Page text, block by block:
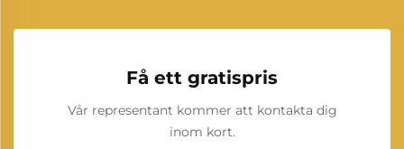
Få ett gratispris
Vår representant kommer att kontakta dig
inom kort.